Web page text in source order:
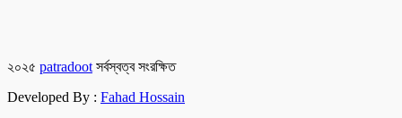
২০২৫ patradoot সর্বস্বত্ব সংরক্ষিত
Developed By : Fahad Hossain